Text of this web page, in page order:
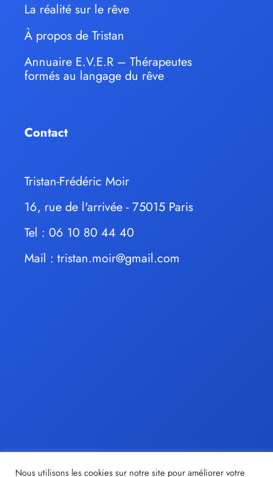
La réalité sur le rêve
À propos de Tristan
Annuaire E.V.E.R – Thérapeutes
formés au langage du rêve
Contact
Tristan-Frédéric Moir
16, rue de l'arrivée - 75015 Paris
Tel : 06 10 80 44 40
Mail : tristan.moir@gmail.com
Nous utilisons les cookies sur notre site pour améliorer votre